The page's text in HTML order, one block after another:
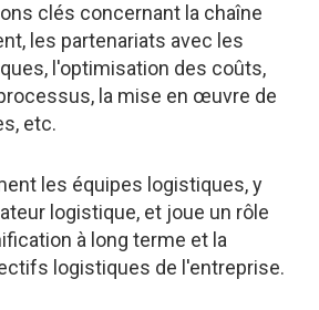
clés concernant la chaîne
les partenariats avec les
l'optimisation des coûts,
la mise en œuvre de
etc.
les équipes logistiques, y
logistique, et joue un rôle
à long terme et la
logistiques de l'entreprise.